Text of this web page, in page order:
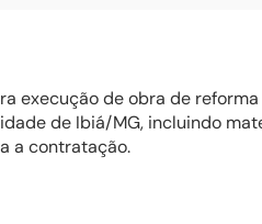
de obra de
de Ibiá/MG, incluindo
a contratação.